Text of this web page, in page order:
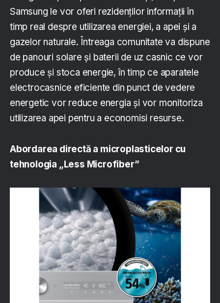
Samsung le vor oferi rezidenților informații în
timp real despre utilizarea energiei, a apei și a
gazelor naturale. Întreaga comunitate va dispune
de panouri solare și baterii de uz casnic ce vor
produce și stoca energie, în timp ce aparatele
electrocasnice eficiente din punct de vedere
energetic vor reduce energia și vor monitoriza
utilizarea apei pentru a economisi resurse.
Abordarea directă a microplasticelor cu
tehnologia „Less Microfiber”